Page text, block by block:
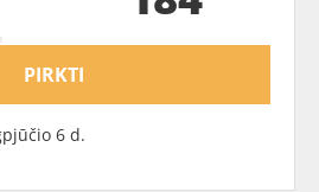
PIRKTI
6 d.